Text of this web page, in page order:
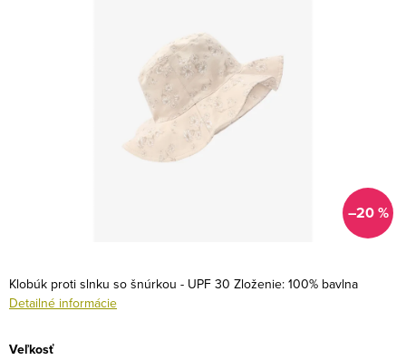
–20 %
Klobúk proti slnku so šnúrkou - UPF 30 Zloženie: 100% bavlna
Detailné informácie
Veľkosť